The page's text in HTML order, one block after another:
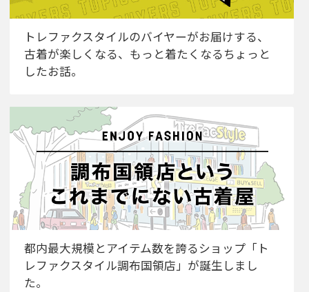
トレファクスタイルのバイヤーがお届けする、
古着が楽しくなる、もっと着たくなるちょっと
したお話。
都内最大規模とアイテム数を誇るショップ「ト
レファクスタイル調布国領店」が誕生しまし
た。